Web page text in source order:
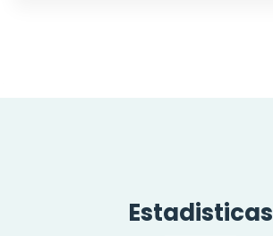
Estadisticas